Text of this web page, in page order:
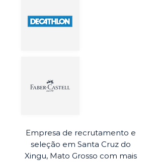
Empresa de recrutamento e
seleção em Santa Cruz do
Xingu, Mato Grosso com mais